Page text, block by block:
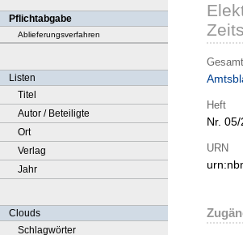
Pflichtabgabe
Ablieferungsverfahren
Listen
Titel
Autor / Beteiligte
Ort
Verlag
Jahr
Clouds
Schlagwörter
Heft
Nr.
URN